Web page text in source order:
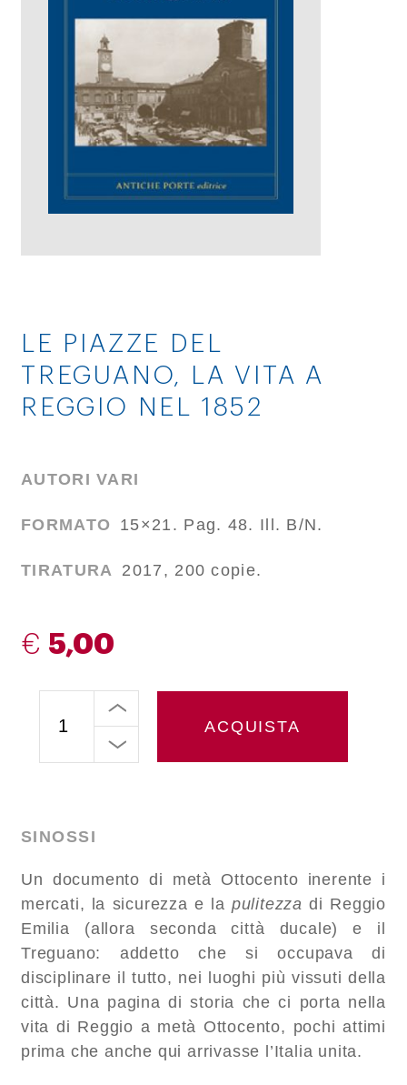
LE PIAZZE DEL
TREGUANO, LA VITA A
REGGIO NEL 1852
AUTORI VARI
FORMATO 15×21. Pag. 48. Ill. B/N.
TIRATURA 2017, 200 copie.
€ 5,00
ACQUISTA
SINOSSI
Un documento di metà Ottocento inerente i
mercati, la sicurezza e la pulitezza di Reggio
Emilia (allora seconda città ducale) e il
Treguano: addetto che si occupava di
disciplinare il tutto, nei luoghi più vissuti della
città. Una pagina di storia che ci porta nella
vita di Reggio a metà Ottocento, pochi attimi
prima che anche qui arrivasse l’Italia unita.